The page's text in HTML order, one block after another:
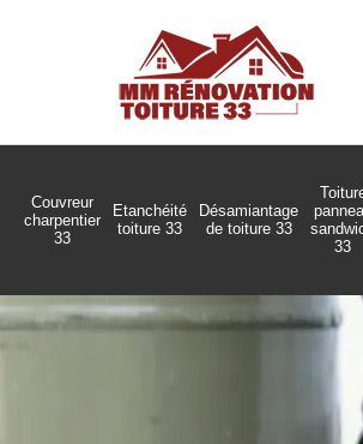
Couvreur
charpentier
33
Etanchéité
toiture 33
Désamiantage
de toiture 33
33